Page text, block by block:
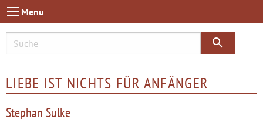
Menu
search
LIEBE IST NICHTS FÜR ANFÄNGER
Stephan Sulke